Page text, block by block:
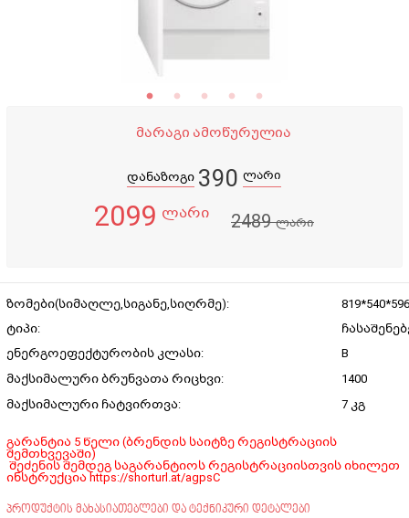
მარაგი ამოწურულია
დანაზოგი 390 ლარი
2099 ლარი 2489ლარი
ზომები(სიმაღლე,სიგანე,სიღრმე):
819*540*596
ტიპი:
ენერგოეფექტურობის კლასი:
B
მაქსიმალური ბრუნვათა რიცხვი:
1400
მაქსიმალური ჩატვირთვა:
7 კგ
გარანტია 5 წელი (ბრენდის საიტზე რეგისტრაციის
შემთხვევაში)
შეძენის შემდეგ საგარანტიოს რეგისტრაციისთვის იხილეთ
ინსტრუქცია https://shorturl.at/agpsC
პროდუქტის მახასიათებლები და ტექნიკური დეტალები